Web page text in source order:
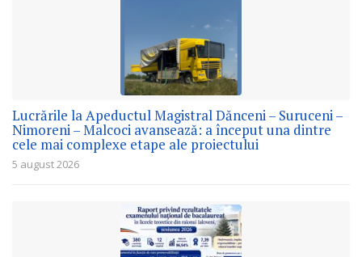
Lucrările la Apeductul Magistral Dănceni – Suruceni –
Nimoreni – Malcoci avansează: a început una dintre
cele mai complexe etape ale proiectului
5 august 2026